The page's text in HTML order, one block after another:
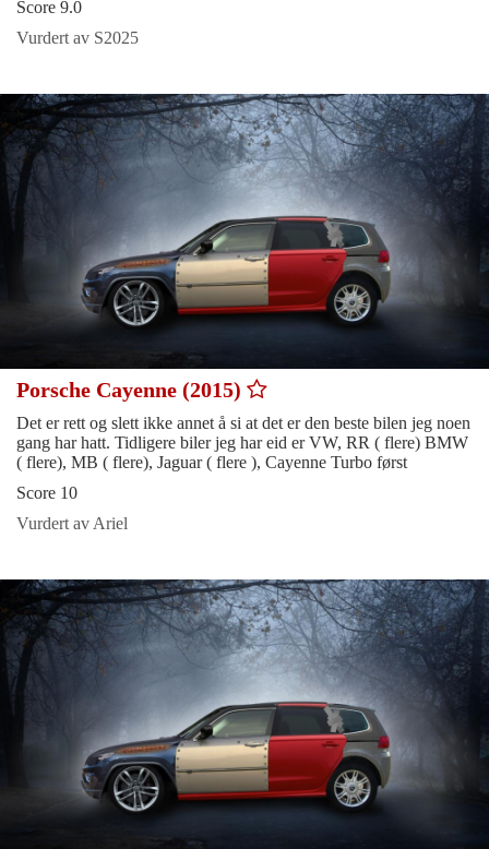
Score 9.0
Vurdert av S2025
Porsche Cayenne (2015)
Det er rett og slett ikke annet å si at det er den beste bilen jeg noen
gang har hatt. Tidligere biler jeg har eid er VW, RR ( flere) BMW
( flere), MB ( flere), Jaguar ( flere ), Cayenne Turbo først
Score 10
Vurdert av Ariel